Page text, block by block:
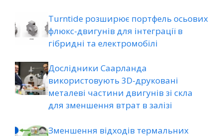
Turntide розширює портфель осьових
флюкс-двигунів для інтеграції в
гібридні та електромобілі
Дослідники Саарланда
використовують 3D-друковані
металеві частини двигунів зі скла
для зменшення втрат в залізі
Зменшення відходів термальних